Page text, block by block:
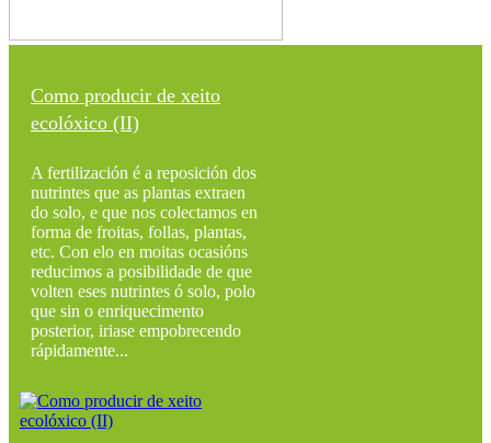
Como producir de xeito
ecolóxico (II)
A fertilización é a reposición dos
nutrintes que as plantas extraen
do solo, e que nos colectamos en
forma de froitas, follas, plantas,
etc. Con elo en moitas ocasións
reducimos a posibilidade de que
volten eses nutrintes ó solo, polo
que sin o enriquecimento
posterior, iriase empobrecendo
rápidamente...